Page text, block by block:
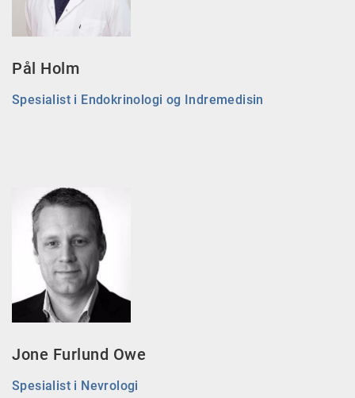
Pål Holm
Spesialist i Endokrinologi og Indremedisin
Jone Furlund Owe
Spesialist i Nevrologi